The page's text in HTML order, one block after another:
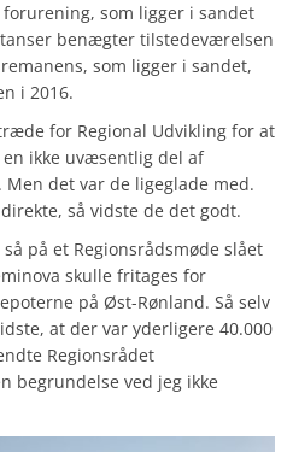
som ligger i sandet
benægter tilstedeværelsen
som ligger i sandet,
i 2016.
for Regional Udvikling for at
ikke uvæsentlig del af
det var de ligeglade med.
så vidste de det godt.
på et Regionsrådsmøde slået
skulle fritages for
på Øst-Rønland. Så selv
at der var yderligere 40.000
Regionsrådet
begrundelse ved jeg ikke